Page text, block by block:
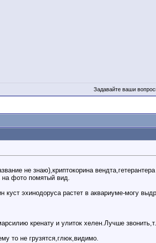
Задавайте ваши
не знаю),криптокорина
на фото помятый вид.
эхинодоруса растет в аквариуме-могу
кренату и улиток хелен.Лучше
то не грузятся,глюк,видимо.